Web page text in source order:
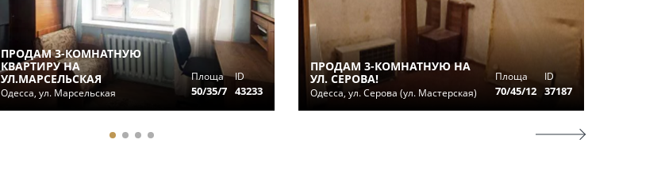
ПРОДАМ 3-КОМНАТНУЮ
КВАРТИРУ НА
УЛ.МАРСЕЛЬСКАЯ
Одесса, ул. Марсельская
Площа
50/35/7
ID
43233
ПРОДАМ 3-КОМНАТНУЮ НА
УЛ. СЕРОВА!
Одесса, ул. Серова (ул. Мастерская)
Площа
70/45/12
ID
37187